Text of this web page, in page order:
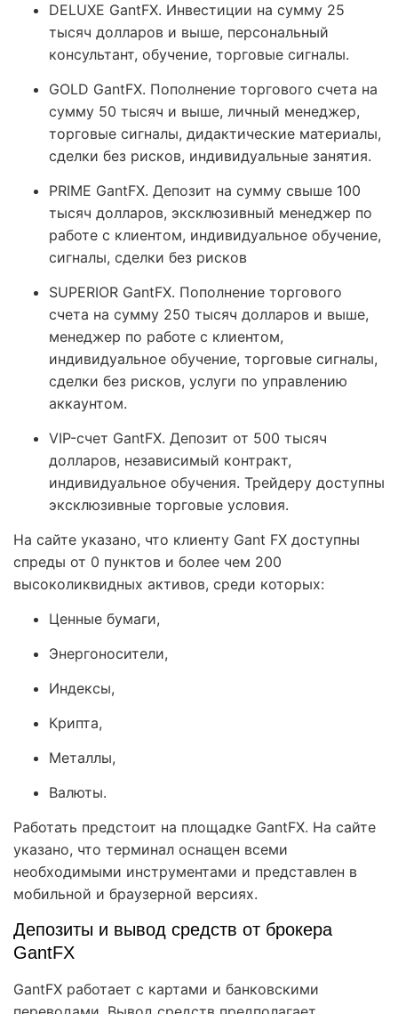
DELUXE GantFX. Инвестиции на сумму 25
тысяч долларов и выше, персональный
консультант, обучение, торговые сигналы.
GOLD GantFX. Пополнение торгового счета на
сумму 50 тысяч и выше, личный менеджер,
торговые сигналы, дидактические материалы,
сделки без рисков, индивидуальные занятия.
PRIME GantFX. Депозит на сумму свыше 100
тысяч долларов, эксклюзивный менеджер по
работе с клиентом, индивидуальное обучение,
сигналы, сделки без рисков
SUPERIOR GantFX. Пополнение торгового
счета на сумму 250 тысяч долларов и выше,
менеджер по работе с клиентом,
индивидуальное обучение, торговые сигналы,
сделки без рисков, услуги по управлению
аккаунтом.
VIP-счет GantFX. Депозит от 500 тысяч
долларов, независимый контракт,
индивидуальное обучения. Трейдеру доступны
эксклюзивные торговые условия.
На сайте указано, что клиенту Gant FX доступны
спреды от 0 пунктов и более чем 200
высоколиквидных активов, среди которых:
Ценные бумаги,
Энергоносители,
Индексы,
Крипта,
Металлы,
Валюты.
Работать предстоит на площадке GantFX. На сайте
указано, что терминал оснащен всеми
необходимыми инструментами и представлен в
мобильной и браузерной версиях.
Депозиты и вывод средств от брокера
GantFX
GantFX работает с картами и банковскими